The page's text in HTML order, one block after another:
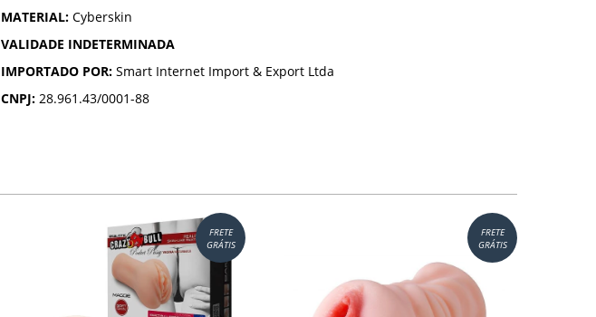
MATERIAL: Cyberskin
VALIDADE INDETERMINADA
IMPORTADO POR: Smart Internet Import & Export Ltda
CNPJ: 28.961.43/0001-88
FRETE
GRÁTIS
FRETE
GRÁTIS